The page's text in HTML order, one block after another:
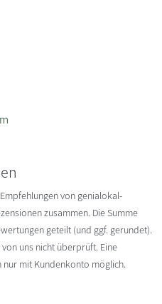
von genialokal-
zusammen. Die Summe
geteilt (und ggf. gerundet).
uns nicht überprüft. Eine
mit Kundenkonto möglich.